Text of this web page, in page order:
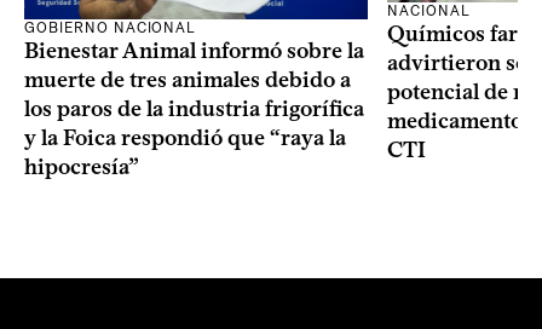
GOBIERNO NACIONAL
Bienestar Animal informó sobre la
muerte de tres animales debido a
los paros de la industria frigorífica
y la Foica respondió que “raya la
hipocresía”
NACIONAL
Químicos
advirtieron
potencial de
medicamentos
CTI